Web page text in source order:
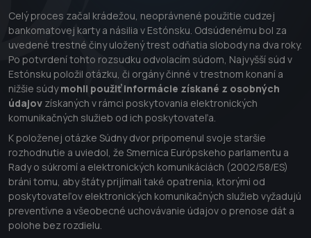
Celý proces začal krádežou, neoprávnené použitie cudzej
bankomatovej karty a násilia v Estónsku. Odsúdenému bol za
uvedené trestné činy uložený trest odňatia slobody na dva roky.
Po potvrdení tohto rozsudku odvolacím súdom, Najvyšší súd v
Estónsku položil otázku, či orgány činné v trestnom konaní a
nižšie súdymohli použiť informácie získané z osobných
údajov získaných v rámci poskytovania elektronických
komunikačných služieb od ich poskytovateľa.
K položenej otázke Súdny dvor pripomenul svoje staršie
rozhodnutie a uviedol, že Smernica Európskeho parlamentu a
Rady o súkromí a elektronických komunikáciách (2002/58/ES)
bráni tomu, aby štáty prijímali také opatrenia, ktorými od
poskytovateľov elektronických komunikačných služieb vyžadujú
preventívne a všeobecné uchovávanie údajov o prenose dát a
polohe bez rozdielu.